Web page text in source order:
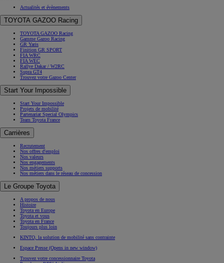
Actualités et évènements
TOYOTA GAZOO Racing
TOYOTA GAZOO Racing
Gamme Gazoo Racing
GR Yaris
Finition GR SPORT
FIA WRC
FIA WEC
Rallye Dakar / W2RC
Supra GT4
Trouvez votre Gazoo Center
Start Your Impossible
Start Your Impossible
Projets de mobilité
Partenariat Special Olympics
Team Toyota France
Carrières
Recrutement
Nos offres d'emploi
Nos valeurs
Nos engagements
Nos métiers supports
Nos métiers dans le réseau de concession
Le Groupe Toyota
A propos de nous
Histoire
Toyota en Europe
Toyota et vous
Toyota en France
Toujours plus loin
KINTO, la solution de mobilité sans contrainte
Espace Presse (Opens in new window)
Trouvez votre concessionnaire Toyota